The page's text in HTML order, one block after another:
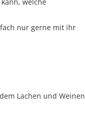
welche
nur gerne mit ihr
Lachen und Weinen